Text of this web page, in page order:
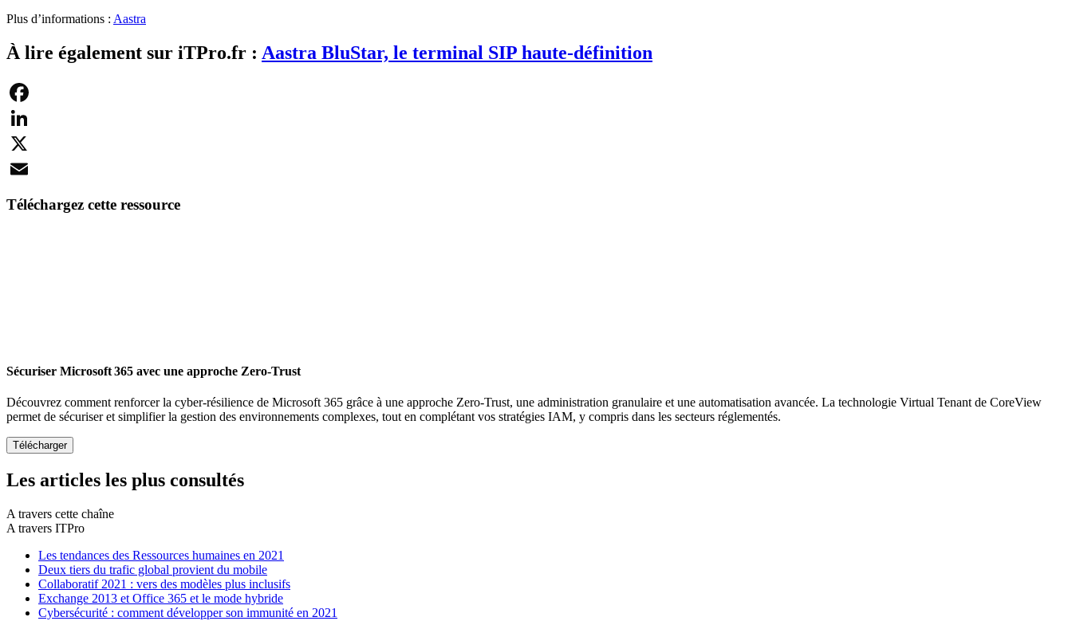
Plus d’informations : Aastra
À lire également sur iTPro.fr : Aastra BluStar, le terminal SIP haute-définition
Facebook
LinkedIn
X
Téléchargez cette ressource
Sécuriser Microsoft 365 avec une approche Zero-Trust
Découvrez comment renforcer la cyber-résilience de Microsoft 365 grâce à une approche Zero-Trust, une administration granulaire et une automatisation avancée. La technologie Virtual Tenant de CoreView
permet de sécuriser et simplifier la gestion des environnements complexes, tout en complétant vos stratégies IAM, y compris dans les secteurs réglementés.
Les articles les plus consultés
A travers cette chaîne
A travers ITPro
Les tendances des Ressources humaines en 2021
Deux tiers du trafic global provient du mobile
Collaboratif 2021 : vers des modèles plus inclusifs
Exchange 2013 et Office 365 et le mode hybride
Cybersécurité : comment développer son immunité en 2021